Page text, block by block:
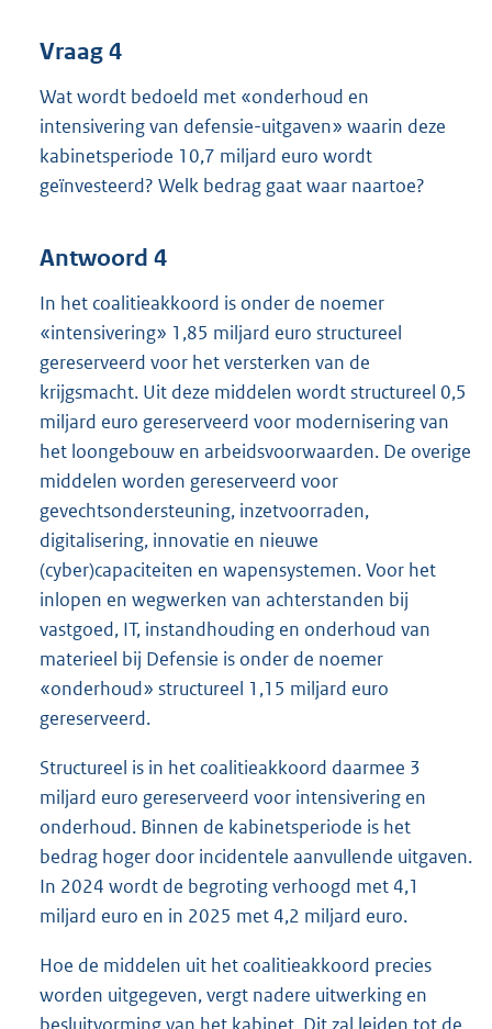
Vraag 4
Wat wordt bedoeld met «onderhoud en
intensivering van defensie-uitgaven» waarin deze
kabinetsperiode 10,7 miljard euro wordt
geïnvesteerd? Welk bedrag gaat waar naartoe?
Antwoord 4
In het coalitieakkoord is onder de noemer
«intensivering» 1,85 miljard euro structureel
gereserveerd voor het versterken van de
krijgsmacht. Uit deze middelen wordt structureel 0,5
miljard euro gereserveerd voor modernisering van
het loongebouw en arbeidsvoorwaarden. De overige
middelen worden gereserveerd voor
gevechtsondersteuning, inzetvoorraden,
digitalisering, innovatie en nieuwe
(cyber)capaciteiten en wapensystemen. Voor het
inlopen en wegwerken van achterstanden bij
vastgoed, IT, instandhouding en onderhoud van
materieel bij Defensie is onder de noemer
«onderhoud» structureel 1,15 miljard euro
gereserveerd.
Structureel is in het coalitieakkoord daarmee 3
miljard euro gereserveerd voor intensivering en
onderhoud. Binnen de kabinetsperiode is het
bedrag hoger door incidentele aanvullende uitgaven.
In 2024 wordt de begroting verhoogd met 4,1
miljard euro en in 2025 met 4,2 miljard euro.
Hoe de middelen uit het coalitieakkoord precies
worden uitgegeven, vergt nadere uitwerking en